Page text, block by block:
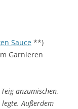
Sauce **)
Garnieren
anzumischen,
Außerdem